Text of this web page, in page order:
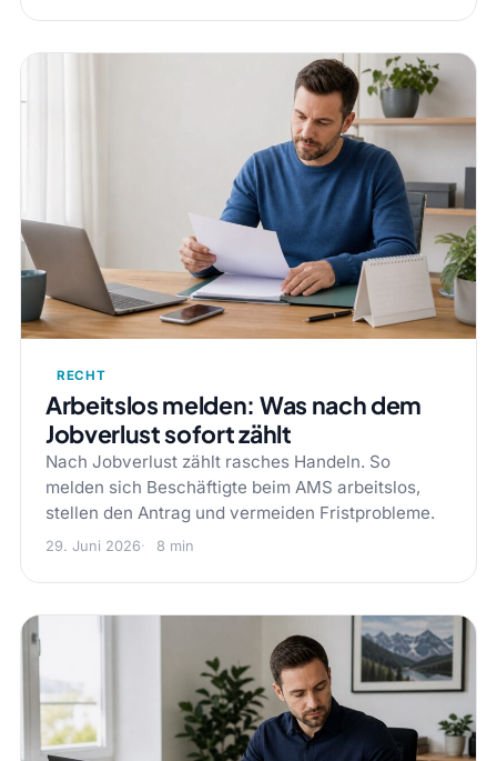
RECHT
Arbeitslos melden: Was nach dem
Jobverlust sofort zählt
Nach Jobverlust zählt rasches Handeln. So
melden sich Beschäftigte beim AMS arbeitslos,
stellen den Antrag und vermeiden Fristprobleme.
29. Juni 2026 8 min